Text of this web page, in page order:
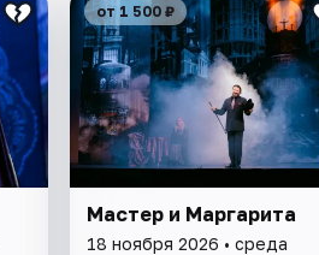
от 1 500 ₽
Мастер и Маргарита
18 ноября 2026 • среда